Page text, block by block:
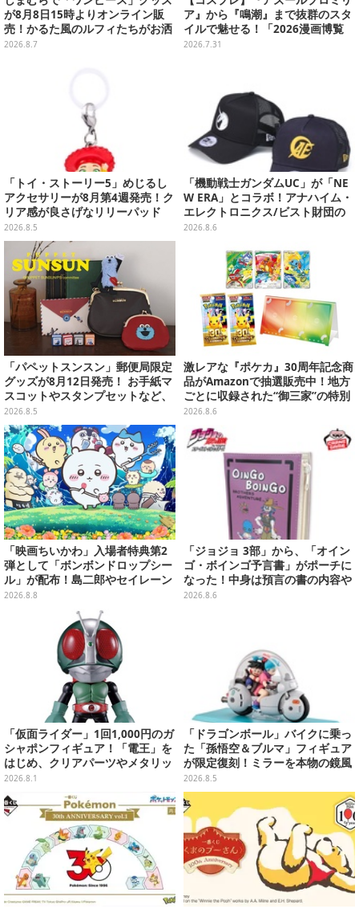
が8月8日15時よりオンライン販
売！かるた風のルフィたちがお洒
落なバッグや、チョッパーが可愛
2026.8.7
ア』から『鳴潮』まで抜群のスタ
イルで魅せる！「2026漫画博覧
会」百花繚乱の台湾美女12選【写
2026.7.31
「トイ・ストーリー5」めじるし
アクセサリーが8月第4週発売！ク
リア感が良さげなリリーパッド
や、ジェシーなど全5種ラインナ
ップ
2026.8.5
「機動戦士ガンダムUC」が「NE
W ERA」とコラボ！アナハイム・
エレクトロニクス/ビスト財団の
キャップが予約開始
2026.8.6
「パペットスンスン」郵便局限定
グッズが8月12日発売！ お手紙マ
スコットやスタンプセットなど、
可愛すぎる全5アイテムがライン
ナップ
2026.8.5
激レアな『ポケカ』30周年記念商
品がAmazonで抽選販売中！地方
ごとに収録された“御三家”の特別
カード
2026.8.6
「映画ちいかわ」入場者特典第2
弾として「ボンボンドロップシー
ル」が配布！島二郎やセイレーン
はもちろん、人魚のウロコまで…
2026.8.8
「ジョジョ 3部」から、「オイン
ゴ・ボインゴ予言書」がポーチに
なった！中身は預言の書の内容や
アニメ総柄デザインをプリント
2026.8.6
「仮面ライダー」1回1,000円のガ
シャポンフィギュア！「電王」を
はじめ、クリアパーツやメタリッ
ク彩色でこだわりが詰まった4種
類
2026.8.1
「ドラゴンボール」バイクに乗っ
た「孫悟空＆ブルマ」フィギュア
が限定復刻！ミラーを本物の鏡風
や、ブルマの目元が映りこむ描写
にできるステッカーを収録
2026.8.5